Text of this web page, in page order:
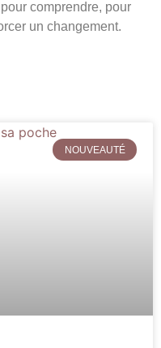
comprendre, pour
un changement.
NOUVEAUTÉ